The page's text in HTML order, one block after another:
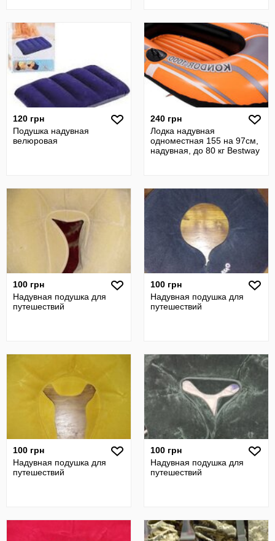
120 грн
Подушка надувная
велюровая
240 грн
Лодка надувная
одноместная 155 на 97см,
надувная, до 80 кг Bestway
100 грн
Надувная подушка для
путешествий
100 грн
Надувная подушка для
путешествий
100 грн
Надувная подушка для
путешествий
100 грн
Надувная подушка для
путешествий